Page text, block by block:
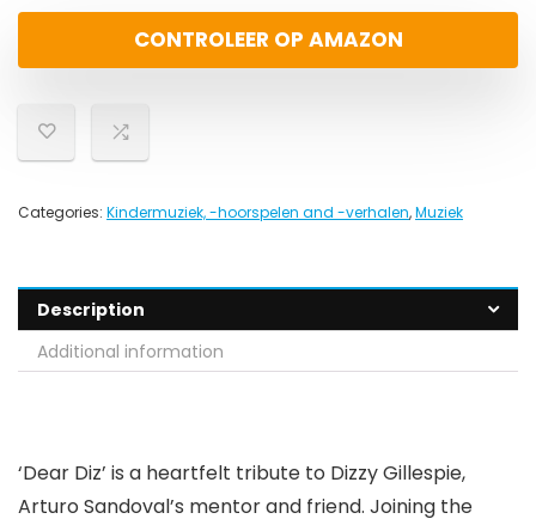
CONTROLEER OP AMAZON
Categories: Kindermuziek, -hoorspelen and -verhalen,Muziek
Description
Additional information
‘Dear Diz’ is a heartfelt tribute to Dizzy Gillespie,
Arturo Sandoval’s mentor and friend. Joining the